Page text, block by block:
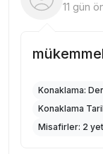
11 gün
Konaklama:
Konaklama
Misafirler: 2